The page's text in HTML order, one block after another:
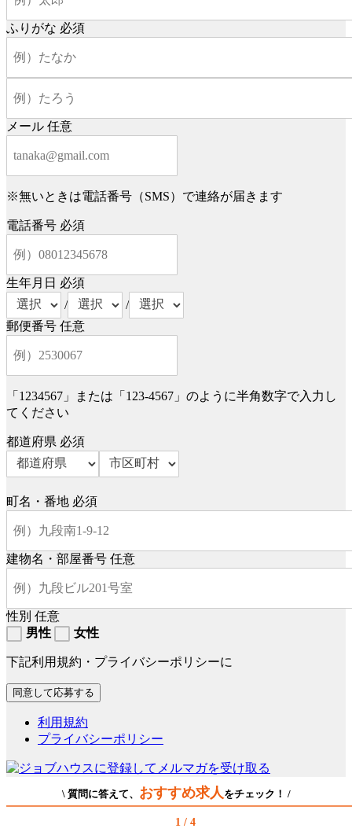
ふりがな 必須
メール 任意
※無いときは電話番号（SMS）で連絡が届きます
電話番号 必須
生年月日 必須
/
/
郵便番号 任意
「1234567」または「123-4567」のように半角数字で入力し
てください
都道府県 必須
町名・番地 必須
建物名・部屋番号 任意
性別 任意
男性
女性
下記利用規約・プライバシーポリシーに
利用規約
プライバシーポリシー
\ 質問に答えて、 おすすめ求人 をチェック！ /
1 / 4